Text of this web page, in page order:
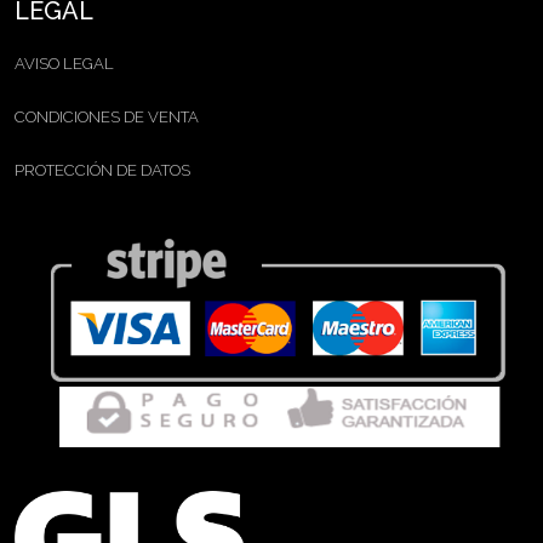
LEGAL
AVISO LEGAL
CONDICIONES DE VENTA
PROTECCIÓN DE DATOS